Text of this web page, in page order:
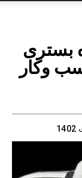
بستری
وکار